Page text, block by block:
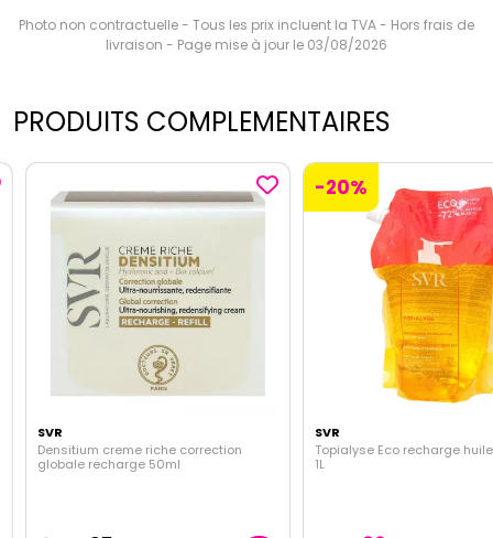
Photo non contractuelle - Tous les prix incluent la TVA - Hors frais de
livraison - Page mise à jour le 03/08/2026
PRODUITS COMPLEMENTAIRES
SVR
Densitium creme riche correction
globale recharge 50ml
-20%
SVR
Topialyse Eco recharge huile